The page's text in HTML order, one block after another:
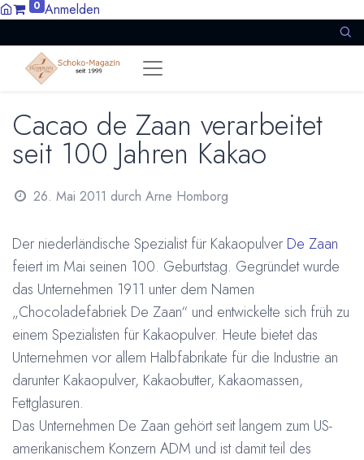
0 Anmelden
Cacao de Zaan verarbeitet
seit 100 Jahren Kakao
26. Mai 2011 durch Arne Homborg
Der niederländische Spezialist für Kakaopulver De Zaan
feiert im Mai seinen 100. Geburtstag. Gegründet wurde
das Unternehmen 1911 unter dem Namen
„Chocoladefabriek De Zaan“ und entwickelte sich früh zu
einem Spezialisten für Kakaopulver. Heute bietet das
Unternehmen vor allem Halbfabrikate für die Industrie an
darunter Kakaopulver, Kakaobutter, Kakaomassen,
Fettglasuren.
Das Unternehmen De Zaan gehört seit langem zum US-
amerikanischem Konzern ADM und ist damit teil des